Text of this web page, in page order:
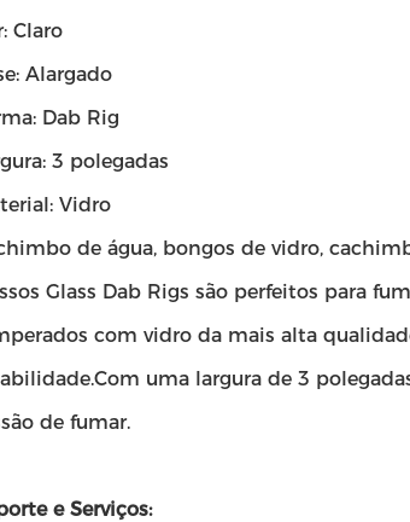
Claro
Alargado
Dab Rig
3 polegadas
Vidro
de água, bongos de vidro,
Glass Dab Rigs são perfeitos para
com vidro da mais alta
uma largura de 3
de fumar.
e Serviços: